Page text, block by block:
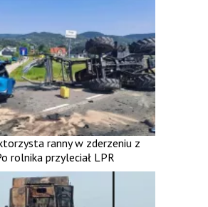
ranny w zderzeniu z
rolnika przyleciał LPR